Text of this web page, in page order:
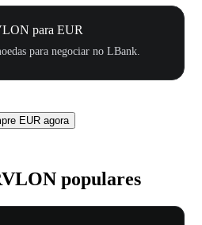
para EUR
para negociar no LBank.
EUR agora
populares